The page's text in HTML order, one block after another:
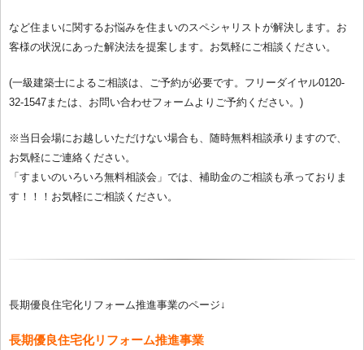
など住まいに関するお悩みを住まいのスペシャリストが解決します。お
客様の状況にあった解決法を提案します。お気軽にご相談ください。
(一級建築士によるご相談は、ご予約が必要です。フリーダイヤル0120-
32-1547または、お問い合わせフォームよりご予約ください。)
※当日会場にお越しいただけない場合も、随時無料相談承りますので、
お気軽にご連絡ください。
「すまいのいろいろ無料相談会」では、補助金のご相談も承っておりま
す！！！お気軽にご相談ください。
長期優良住宅化リフォーム推進事業のページ↓
長期優良住宅化リフォーム推進事業